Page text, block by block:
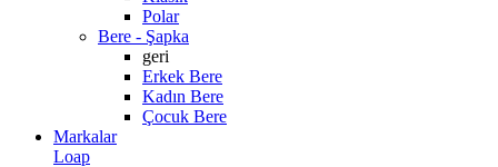
Polar
Bere - Şapka
geri
Erkek Bere
Kadın Bere
Çocuk Bere
Markalar
Loap